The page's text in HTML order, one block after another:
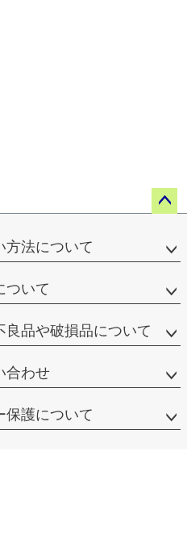
ップ
方法について
ついて
良品や破損品について
合わせ
保護について